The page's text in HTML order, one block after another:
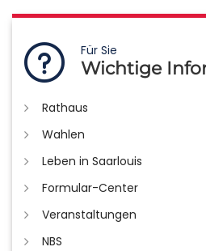
Für Sie
Wichtige
Rathaus
Wahlen
Leben in Saarlouis
Formular-Center
Veranstaltungen
NBS